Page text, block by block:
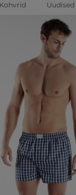
Uudised